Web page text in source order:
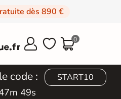
dès 890 €
  0
code : START10
48s